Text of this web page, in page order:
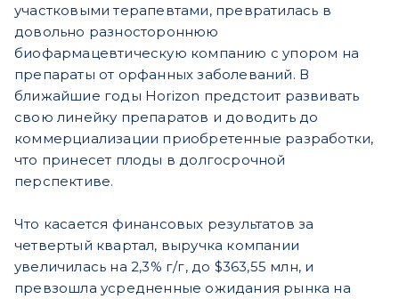
участковыми терапевтами, превратилась в
довольно разностороннюю
биофармацевтическую компанию с упором на
препараты от орфанных заболеваний. В
ближайшие годы Horizon предстоит развивать
свою линейку препаратов и доводить до
коммерциализации приобретенные разработки,
что принесет плоды в долгосрочной
перспективе.
Что касается финансовых результатов за
четвертый квартал, выручка компании
увеличилась на 2,3% г/г, до $363,55 млн, и
превзошла усредненные ожидания рынка на